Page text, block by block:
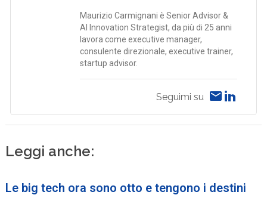
Maurizio Carmignani è Senior Advisor &
AI Innovation Strategist, da più di 25 anni
lavora come executive manager,
consulente direzionale, executive trainer,
startup advisor.
Seguimi su
Leggi anche:
Le big tech ora sono otto e tengono i destini